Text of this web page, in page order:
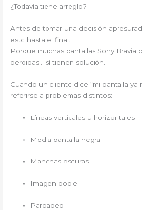
¿Todavía tiene arreglo?
Antes de tomar una decisión
esto hasta el final.
Porque muchas pantallas Sony Bravia
perdidas… sí tienen solución.
Cuando un cliente dice “mi pantalla ya
referirse a problemas distintos:
Líneas verticales u horizontales
Media pantalla negra
Manchas oscuras
Imagen doble
Parpadeo